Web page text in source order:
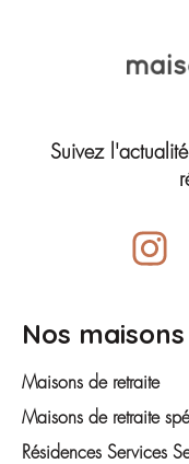
Suivez
Nos maisons
Maisons de retraite
Maisons de retraite
Résidences Services